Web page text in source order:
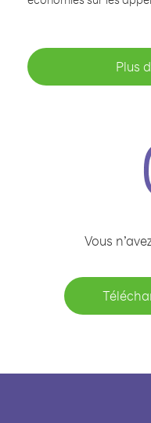
Plus
Vous